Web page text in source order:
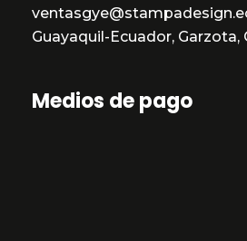
Guayaquil-Ecuador, Garzota,
Medios de pago